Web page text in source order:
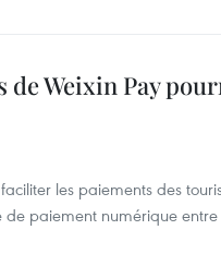
Weixin Pay
les paiements des
de paiement numérique entre